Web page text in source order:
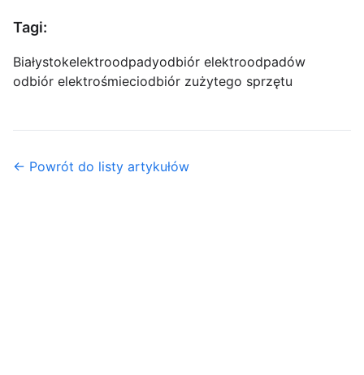
Tagi:
Białystokelektroodpadyodbiór elektroodpadów
odbiór elektrośmieciodbiór zużytego sprzętu
← Powrót do listy artykułów